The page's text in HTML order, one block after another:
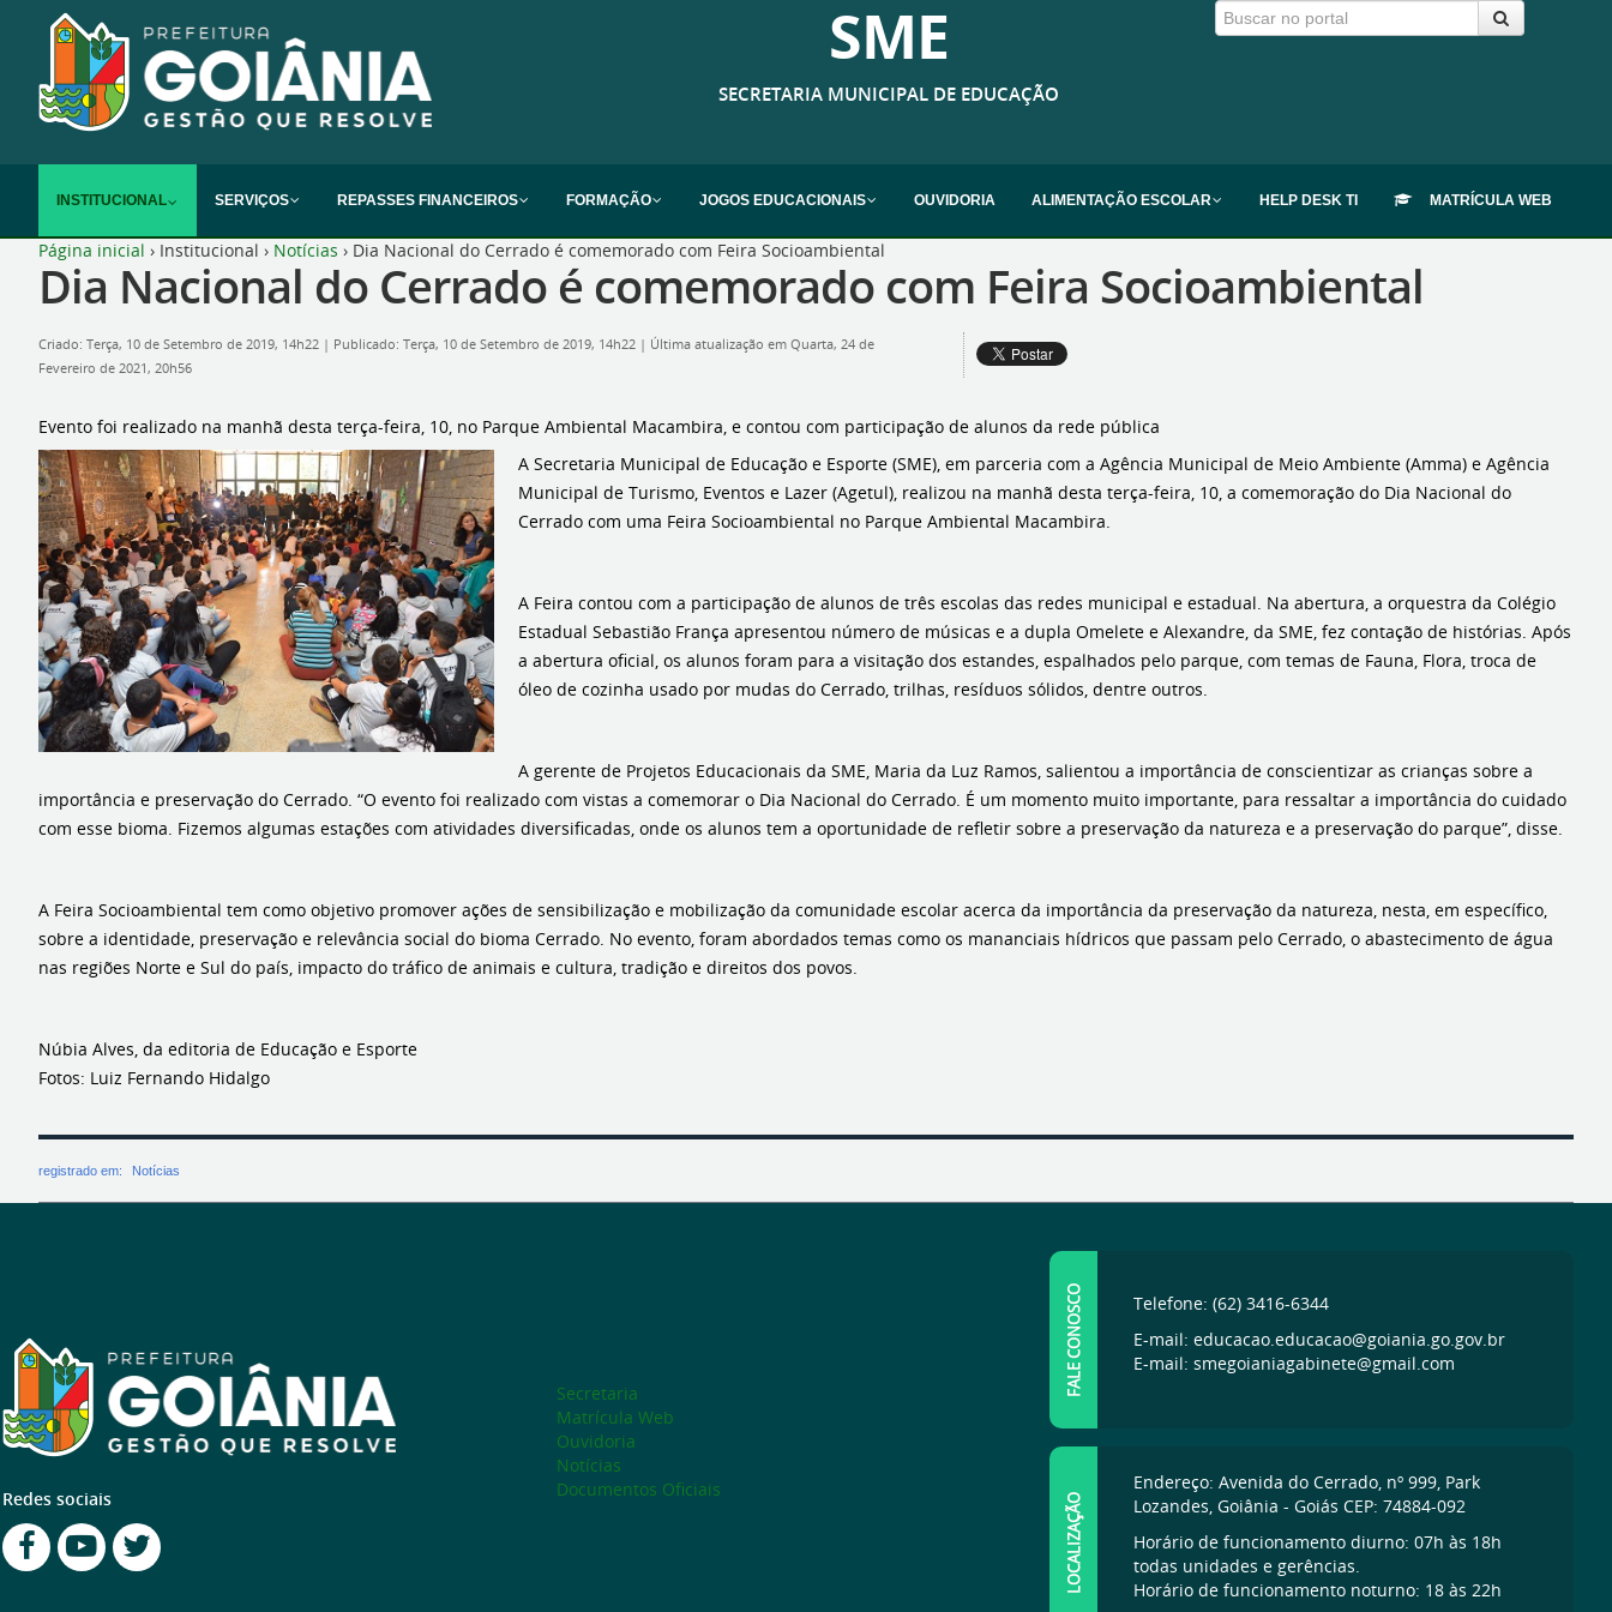
SME
SECRETARIA MUNICIPAL DE EDUCAÇÃO
INSTITUCIONAL SERVIÇOS REPASSES FINANCEIROS FORMAÇÃO JOGOS EDUCACIONAIS OUVIDORIA ALIMENTAÇÃO ESCOLAR HELP DESK TI MATRÍCULA WEB
Página inicial › Institucional › Notícias › Dia Nacional do Cerrado é comemorado com Feira Socioambiental
Dia Nacional do Cerrado é comemorado com Feira Socioambiental
Criado: Terça, 10 de Setembro de 2019, 14h22 | Publicado: Terça, 10 de Setembro de 2019, 14h22 | Última atualização em Quarta, 24 de
Fevereiro de 2021, 20h56
Evento foi realizado na manhã desta terça-feira, 10, no Parque Ambiental Macambira, e contou com participação de alunos da rede pública
A Secretaria Municipal de Educação e Esporte (SME), em parceria com a Agência Municipal de Meio Ambiente (Amma) e Agência
Municipal de Turismo, Eventos e Lazer (Agetul), realizou na manhã desta terça-feira, 10, a comemoração do Dia Nacional do
Cerrado com uma Feira Socioambiental no Parque Ambiental Macambira.
A Feira contou com a participação de alunos de três escolas das redes municipal e estadual. Na abertura, a orquestra da Colégio
Estadual Sebastião França apresentou número de músicas e a dupla Omelete e Alexandre, da SME, fez contação de histórias. Após
a abertura oficial, os alunos foram para a visitação dos estandes, espalhados pelo parque, com temas de Fauna, Flora, troca de
óleo de cozinha usado por mudas do Cerrado, trilhas, resíduos sólidos, dentre outros.
A gerente de Projetos Educacionais da SME, Maria da Luz Ramos, salientou a importância de conscientizar as crianças sobre a
importância e preservação do Cerrado. “O evento foi realizado com vistas a comemorar o Dia Nacional do Cerrado. É um momento muito importante, para ressaltar a importância do cuidado
com esse bioma. Fizemos algumas estações com atividades diversificadas, onde os alunos tem a oportunidade de refletir sobre a preservação da natureza e a preservação do parque”, disse.
A Feira Socioambiental tem como objetivo promover ações de sensibilização e mobilização da comunidade escolar acerca da importância da preservação da natureza, nesta, em específico,
sobre a identidade, preservação e relevância social do bioma Cerrado. No evento, foram abordados temas como os mananciais hídricos que passam pelo Cerrado, o abastecimento de água
nas regiões Norte e Sul do país, impacto do tráfico de animais e cultura, tradição e direitos dos povos.
Núbia Alves, da editoria de Educação e Esporte
Fotos: Luiz Fernando Hidalgo
registrado em: Notícias
Redes sociais
Secretaria
Matrícula Web
Ouvidoria
Notícias
Documentos Oficiais
FALE CONOSCO
Telefone: (62) 3416-6344
E-mail: educacao.educacao@goiania.go.gov.br
E-mail: smegoianiagabinete@gmail.com
LOCALIZAÇÃO
Endereço: Avenida do Cerrado, nº 999, Park
Lozandes, Goiânia - Goiás CEP: 74884-092
Horário de funcionamento diurno: 07h às 18h
todas unidades e gerências.
Horário de funcionamento noturno: 18 às 22h